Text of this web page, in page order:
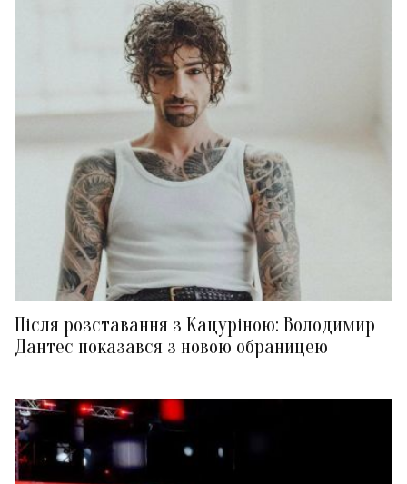
Після розставання з Кацуріною: Володимир
Дантес показався з новою обраницею